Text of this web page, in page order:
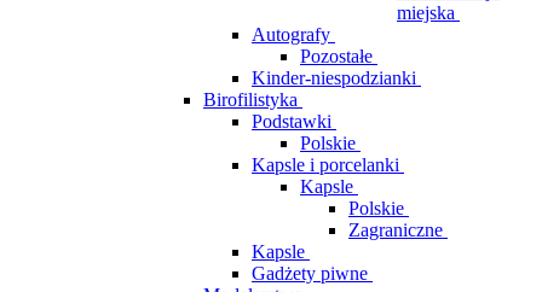
miejska
Autografy
Pozostałe
Kinder-niespodzianki
Birofilistyka
Podstawki
Polskie
Kapsle i porcelanki
Kapsle
Polskie
Zagraniczne
Kapsle
Gadżety piwne